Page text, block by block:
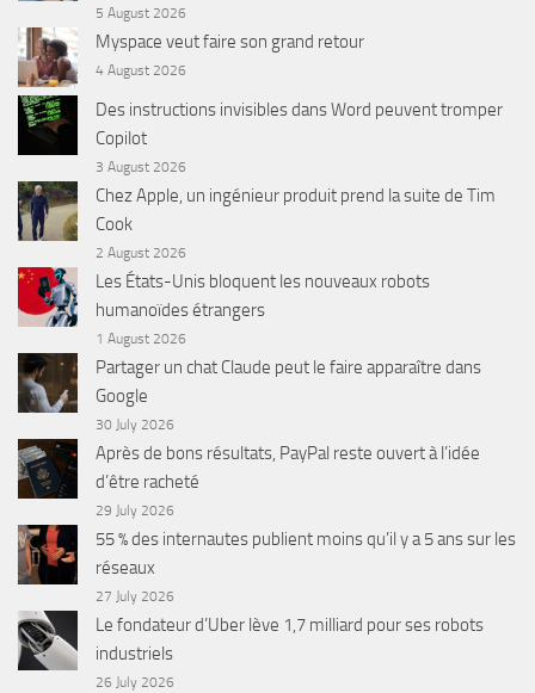
5 August 2026
Myspace veut faire son grand retour
4 August 2026
Des instructions invisibles dans Word peuvent tromper
Copilot
3 August 2026
Chez Apple, un ingénieur produit prend la suite de Tim
Cook
2 August 2026
Les États-Unis bloquent les nouveaux robots
humanoïdes étrangers
1 August 2026
Partager un chat Claude peut le faire apparaître dans
Google
30 July 2026
Après de bons résultats, PayPal reste ouvert à l’idée
d’être racheté
29 July 2026
55 % des internautes publient moins qu’il y a 5 ans sur les
réseaux
27 July 2026
Le fondateur d’Uber lève 1,7 milliard pour ses robots
industriels
26 July 2026